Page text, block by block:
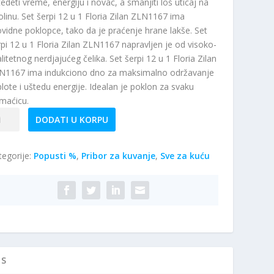
Set šerpi 12 u 1 Floria Zilan ZLN1167 ima
poklopce, tako da je praćenje hrane lakše. Set
12 u 1 Floria Zilan ZLN1167 napravljen je od visoko-
nerdjajućeg čelika. Set šerpi 12 u 1 Floria Zilan
ima indukciono dno za maksimalno održavanje
i uštedu energije. Idealan je poklon za svaku
DODATI U KORPU
Popusti %, Pribor za kuvanje, Sve za kuću